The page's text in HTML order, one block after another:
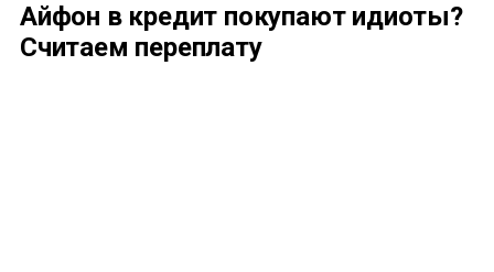
Айфон в кредит покупают идиоты?
Считаем переплату